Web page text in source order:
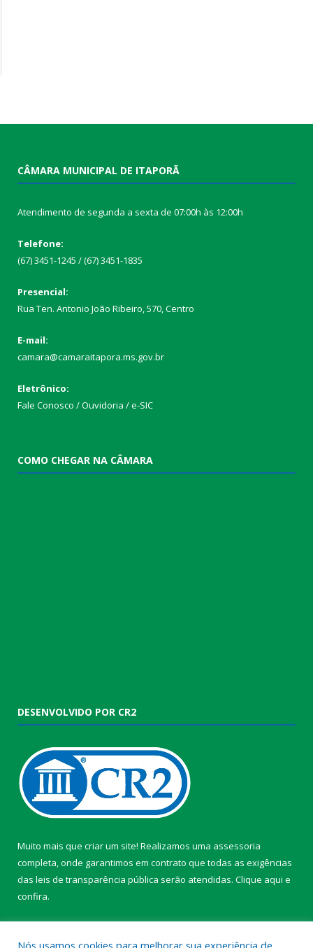
CÂMARA MUNICIPAL DE ITAPORÃ
Atendimento de segunda a sexta de 07:00h às 12:00h
Telefone:
(67) 3451-1245 / (67) 3451-1835
Presencial:
Rua Ten. Antonio João Ribeiro, 570, Centro
E-mail:
camara@camaraitapora.ms.gov.br
Eletrônico:
Fale Conosco / Ouvidoria / e-SIC
COMO CHEGAR NA CÂMARA
DESENVOLVIDO POR CR2
Muito mais que criar um site! Realizamos uma assessoria
completa, onde garantimos em contrato que todas as exigências
das leis de transparência pública serão atendidas. Clique aqui e
confira.
Nós usamos cookies para melhorar sua experiência de